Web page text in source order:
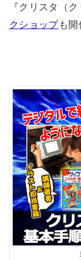
『クリスタ（
クショップも開